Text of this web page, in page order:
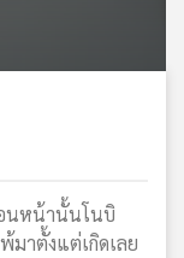
นหน้านั้นโนบิ
มาตั้งแต่เกิดเลย